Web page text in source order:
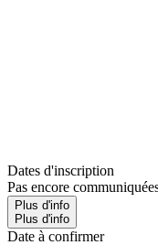
Dates d'inscription
Pas encore
Plus d'info
Plus d'info
Date à confirmer